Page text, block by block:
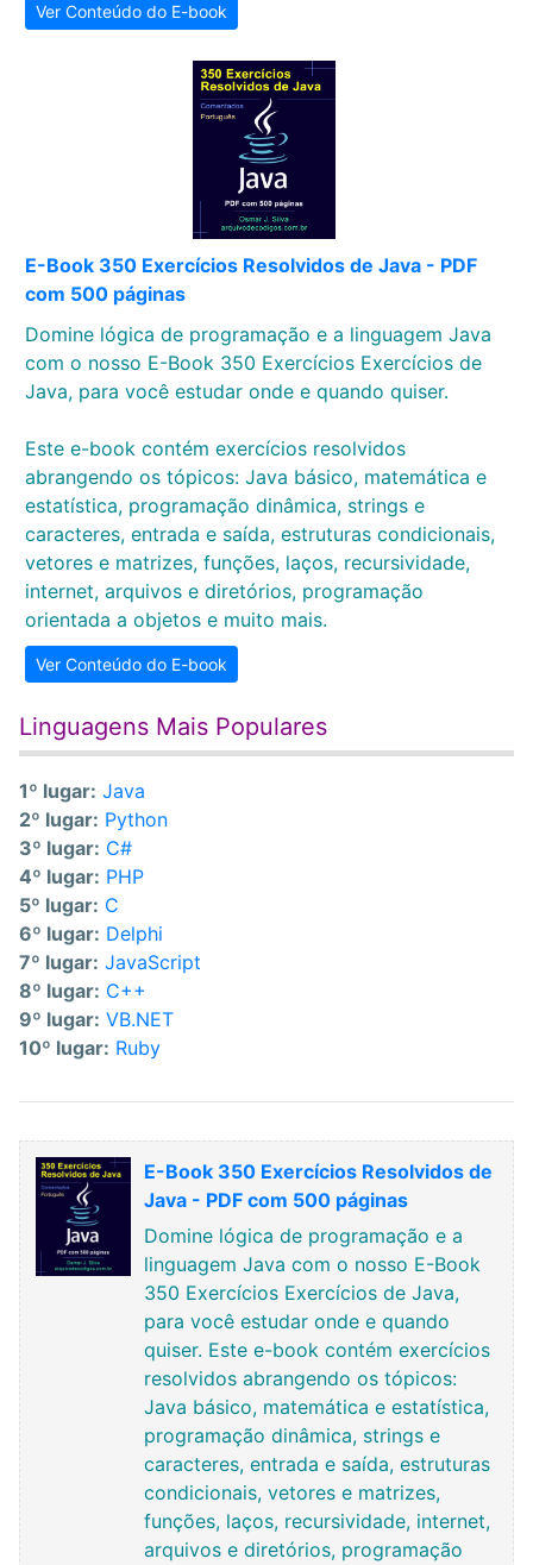
Ver Conteúdo do E-book
E-Book 350 Exercícios Resolvidos de Java - PDF
com 500 páginas
Domine lógica de programação e a linguagem Java
com o nosso E-Book 350 Exercícios Exercícios de
Java, para você estudar onde e quando quiser.
Este e-book contém exercícios resolvidos
abrangendo os tópicos: Java básico, matemática e
estatística, programação dinâmica, strings e
caracteres, entrada e saída, estruturas condicionais,
vetores e matrizes, funções, laços, recursividade,
internet, arquivos e diretórios, programação
orientada a objetos e muito mais.
Ver Conteúdo do E-book
Linguagens Mais Populares
1º lugar: Java
2º lugar: Python
3º lugar: C#
4º lugar: PHP
5º lugar: C
6º lugar: Delphi
7º lugar: JavaScript
8º lugar: C++
9º lugar: VB.NET
10º lugar: Ruby
E-Book 350 Exercícios Resolvidos de
Java - PDF com 500 páginas
Domine lógica de programação e a
linguagem Java com o nosso E-Book
350 Exercícios Exercícios de Java,
para você estudar onde e quando
quiser. Este e-book contém exercícios
resolvidos abrangendo os tópicos:
Java básico, matemática e estatística,
programação dinâmica, strings e
caracteres, entrada e saída, estruturas
condicionais, vetores e matrizes,
funções, laços, recursividade, internet,
arquivos e diretórios, programação